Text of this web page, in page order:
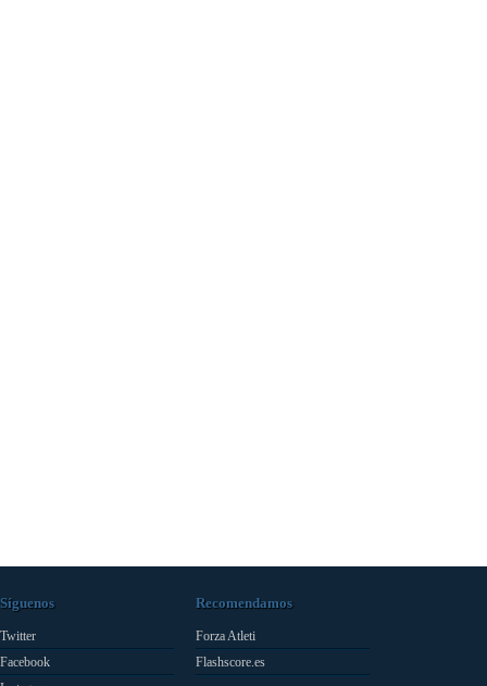
Síguenos
Twitter
Facebook
Recomendamos
Forza Atleti
Flashscore.es